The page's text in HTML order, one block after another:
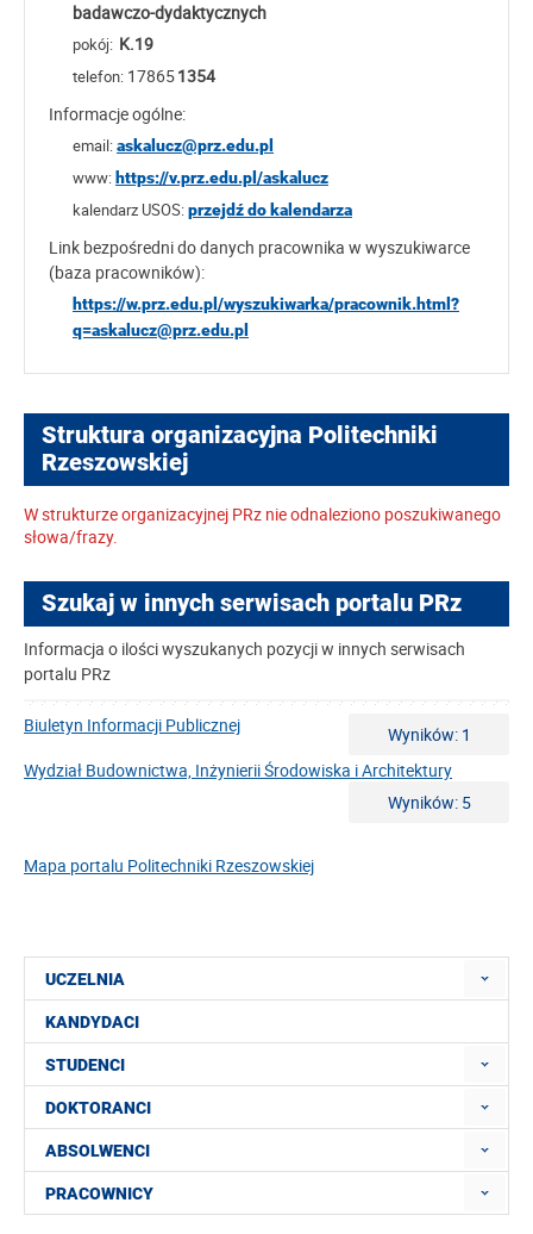
badawczo-dydaktycznych
pokój: K.19
telefon: 178651354
Informacje ogólne:
email:askalucz@prz.edu.pl
www: https://v.prz.edu.pl/askalucz
kalendarz USOS:przejdź do kalendarza
Link bezpośredni do danych pracownika w wyszukiwarce
(baza pracowników):
https://w.prz.edu.pl/wyszukiwarka/pracownik.html?
q=askalucz@prz.edu.pl
Struktura organizacyjna Politechniki
Rzeszowskiej
W strukturze organizacyjnej PRz nie odnaleziono poszukiwanego
słowa/frazy.
Szukaj w innych serwisach portalu PRz
Informacja o ilości wyszukanych pozycji w innych serwisach
portalu PRz
Biuletyn Informacji Publicznej
Wyników: 1
Wydział Budownictwa, Inżynierii Środowiska i Architektury
Wyników: 5
Mapa portalu Politechniki Rzeszowskiej
UCZELNIA
KANDYDACI
STUDENCI
DOKTORANCI
ABSOLWENCI
PRACOWNICY